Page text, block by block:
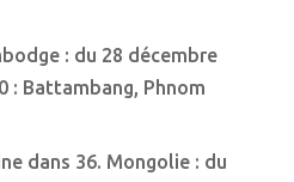
: du 28 décembre
: Battambang, Phnom
dans 36. Mongolie : du